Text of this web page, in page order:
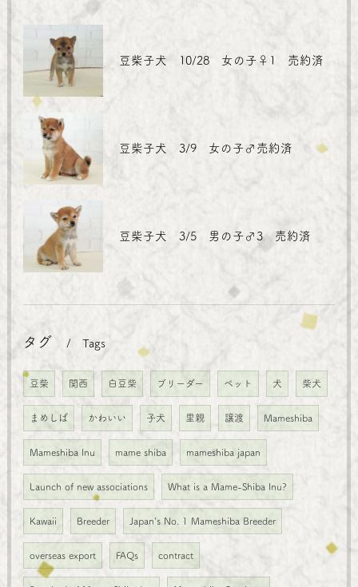
豆柴子犬 10/28 女の子♀1 売約済
豆柴子犬 3/9 女の子♂売約済
豆柴子犬 3/5 男の子♂3 売約済
タグ Tags
豆柴 関西 白豆柴 ブリーダー ペット 犬 柴犬
まめしば かわいい 子犬 里親 譲渡 Mameshiba
Mameshiba Inu mame shiba mameshiba japan
Launch of new associations What is a Mame-Shiba Inu?
Kawaii Breeder Japan's No. 1 Mameshiba Breeder
overseas export FAQs contract